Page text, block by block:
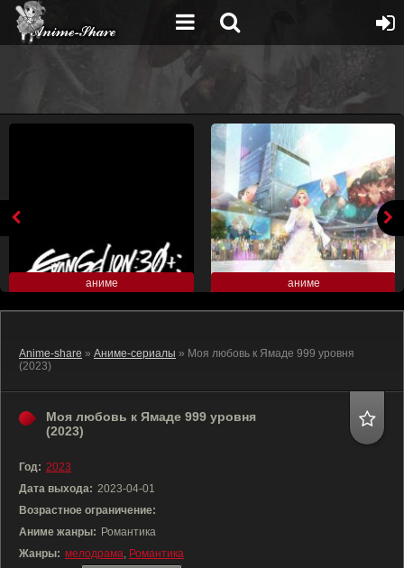
аниме аниме
Anime-share » Аниме-сериалы » Моя любовь к Ямаде 999 уровня
(2023)
Моя любовь к Ямаде 999 уровня
(2023)
Год: 2023
Дата выхода: 2023-04-01
Возрастное ограничение:
Аниме жанры: Романтика
Жанры: мелодрама, Романтика